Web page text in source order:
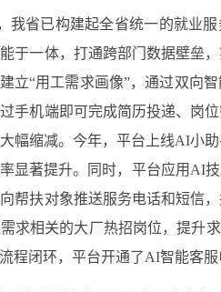
我省已构建起全省统一的就业
于一体，打通跨部门数据壁垒
立“用工需求画像”，通过双向
手机端即可完成简历投递、岗
幅缩减。今年，平台上线AI小
显著提升。同时，平台应用AI
帮扶对象推送服务电话和短信
求相关的大厂热招岗位，提升
程闭环，平台开通了AI智能客